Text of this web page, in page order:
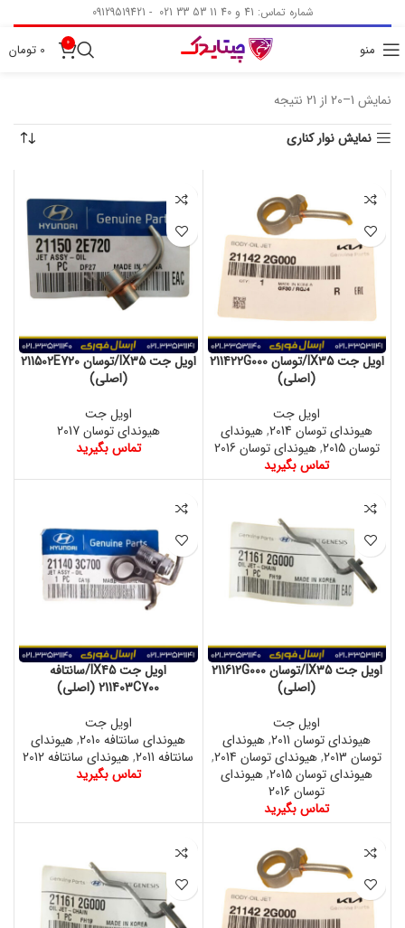
شماره تماس: 41 و 40 11 53 33 021 - 09129519421
منو 0
0 تومان
نمایش 1–20 از 21 نتیجه
نمایش نوار کناری
اویل جت IX35/توسان 211422G000
(اصلی)
اویل جت
هیوندای توسان 2014
,هیوندای
توسان 2015
,هیوندای توسان 2016
تماس بگیرید
اویل جت IX35/توسان 211502E720
(اصلی)
اویل جت
هیوندای توسان 2017
تماس بگیرید
اویل جت IX35/توسان 211612G000
(اصلی)
اویل جت
هیوندای توسان 2011
,هیوندای
توسان 2013
,هیوندای توسان 2014
,
هیوندای توسان 2015
,هیوندای
توسان 2016
تماس بگیرید
اویل جت IX45/سانتافه
211403C700 (اصلی)
اویل جت
هیوندای سانتافه 2010
,هیوندای
سانتافه 2011
,هیوندای سانتافه 2012
تماس بگیرید